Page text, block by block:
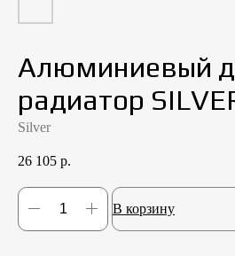
Алюминиевый
радиатор
Silver
26 105 р.
В корзину